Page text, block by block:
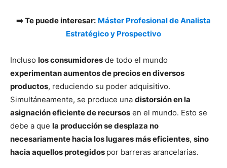
➡️ Te puede interesar: Máster Profesional de Analista
Estratégico y Prospectivo
Incluso los consumidores de todo el mundo
experimentan aumentos de precios en diversos
productos, reduciendo su poder adquisitivo.
Simultáneamente, se produce una distorsión en la
asignación eficiente de recursos en el mundo. Esto se
debe a que la producción se desplaza no
necesariamente hacia los lugares más eficientes, sino
hacia aquellos protegidos por barreras arancelarias.